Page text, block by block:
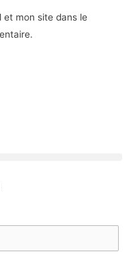
et mon site dans le